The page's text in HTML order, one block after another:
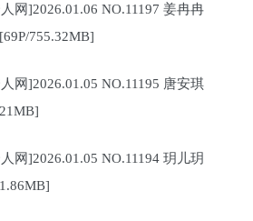
网]2026.01.06 NO.11197 姜冉冉
755.32MB]
网]2026.01.05 NO.11195 唐安琪
网]2026.01.05 NO.11194 玥儿玥